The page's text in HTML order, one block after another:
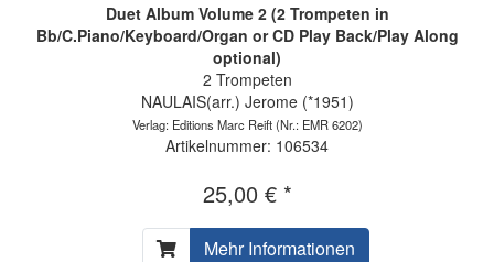
Duet Album Volume 2 (2 Trompeten in
Bb/C.Piano/Keyboard/Organ or CD Play Back/Play Along
optional)
2 Trompeten
NAULAIS(arr.) Jerome (*1951)
Verlag: Editions Marc Reift(Nr.: EMR 6202)
Artikelnummer: 106534
25,00 € *
Mehr Informationen